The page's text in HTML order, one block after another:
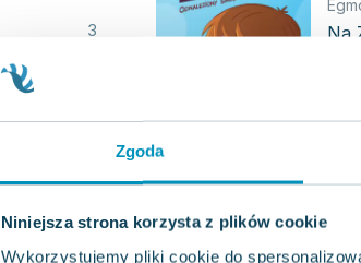
Zgoda
Niniejsza strona korzysta z plików cookie
Wykorzystujemy pliki cookie do
3
Na